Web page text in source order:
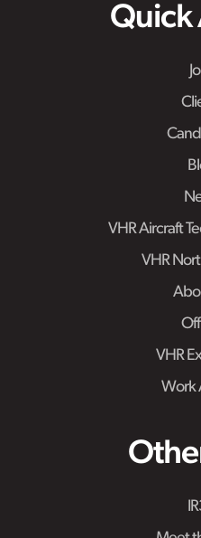
Quick
VHR Aircraft
VHR
VHR
Work